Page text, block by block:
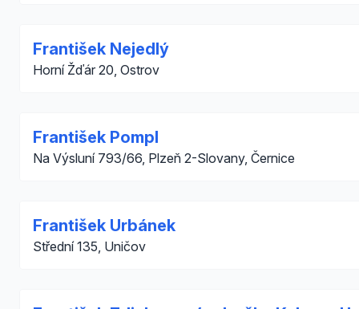
František Nejedlý
Horní Žďár 20, Ostrov
František Pompl
Na Výsluní 793/66, Plzeň 2-Slovany, Černice
František Urbánek
Střední 135, Uničov